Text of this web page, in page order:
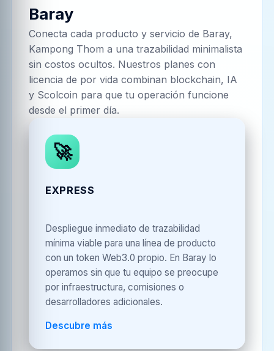
Baray
Conecta cada producto y servicio de Baray,
Kampong Thom a una trazabilidad minimalista
sin costos ocultos. Nuestros planes con
licencia de por vida combinan blockchain, IA
y Scolcoin para que tu operación funcione
desde el primer día.
🚀
EXPRESS
Despliegue inmediato de trazabilidad
mínima viable para una línea de producto
con un token Web3.0 propio. En Baray lo
operamos sin que tu equipo se preocupe
por infraestructura, comisiones o
desarrolladores adicionales.
Descubre más